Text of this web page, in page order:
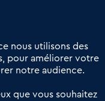
nous utilisons des
pour améliorer votre
notre audience.
que vous souhaitez